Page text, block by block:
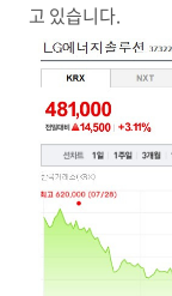
고 있습니다.